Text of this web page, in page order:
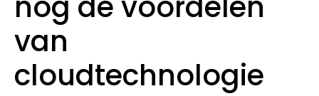
van
cloudtechnologie